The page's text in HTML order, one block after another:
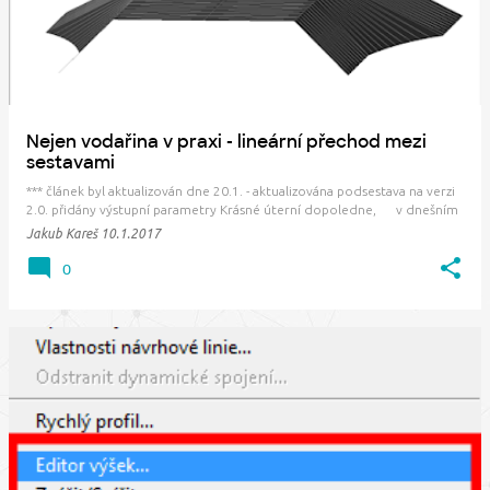
Nejen vodařina v praxi - lineární přechod mezi
sestavami
*** článek byl aktualizován dne 20.1. - aktualizována podsestava na verzi
2.0. přidány výstupní parametry Krásné úterní dopoledne, v dnešním
krátkém článku bych rád představil rychlý postup, jak jednoduše
použít každý, ale …
Jakub Kareš 10.1.2017
0